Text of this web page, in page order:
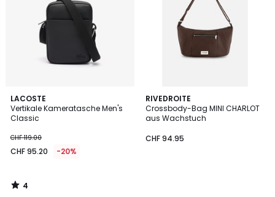
LACOSTE
Vertikale Kameratasche Men's
Classic
CHF 119.00
CHF 95.20 -20%
4
/
5
4
/
RIVEDROITE
Crossbody-Bag MINI CHARLOT
aus Wachstuch
CHF 94.95